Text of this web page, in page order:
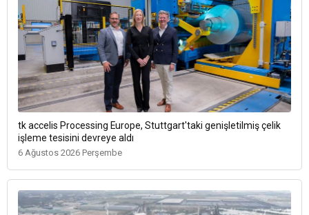
tk accelis Processing Europe, Stuttgart'taki genişletilmiş çelik
işleme tesisini devreye aldı
6 Ağustos 2026 Perşembe